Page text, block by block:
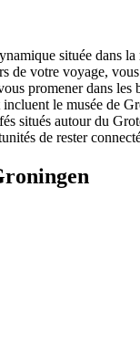
située dans
de votre voyage,
promener dans
le musée de
situés autour du
de rester